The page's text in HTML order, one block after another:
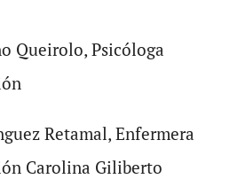
Queirolo, Psicóloga
Retamal, Enfermera
Carolina Giliberto